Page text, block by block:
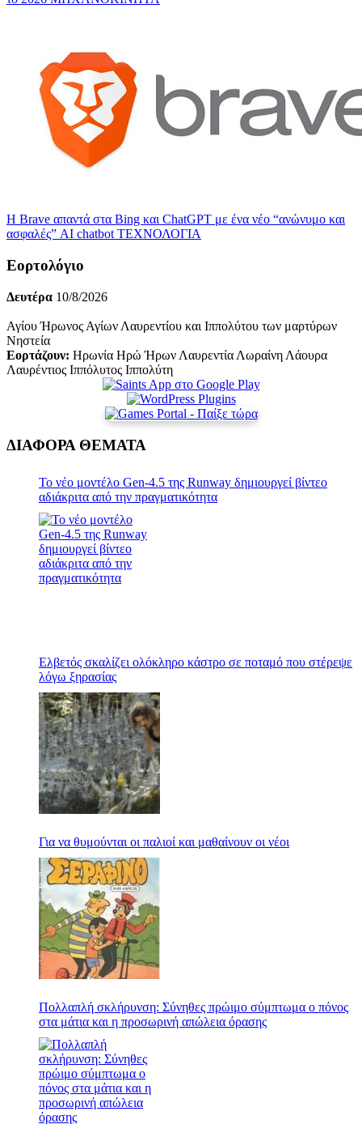
Η Brave απαντά στα Bing και ChatGPT με ένα νέο “ανώνυμο και
ασφαλές” AI chatbot ΤΕΧΝΟΛΟΓΙΑ
Εορτολόγιο
Δευτέρα 10/8/2026
Αγίου Ήρωνος Αγίων Λαυρεντίου και Ιππολύτου των μαρτύρων
Νηστεία
Εορτάζουν: Ηρωνία Ηρώ Ήρων Λαυρεντία Λωραίνη Λάουρα
Λαυρέντιος Ιππόλυτος Ιππολύτη
ΔΙΑΦΟΡΑ ΘΕΜΑΤΑ
Το νέο μοντέλο Gen-4.5 της Runway δημιουργεί βίντεο
αδιάκριτα από την πραγματικότητα
Ελβετός σκαλίζει ολόκληρο κάστρο σε ποταμό που στέρεψε
λόγω ξηρασίας
Για να θυμούνται οι παλιοί και μαθαίνουν οι νέοι
Πολλαπλή σκλήρυνση: Σύνηθες πρώιμο σύμπτωμα ο πόνος
στα μάτια και η προσωρινή απώλεια όρασης